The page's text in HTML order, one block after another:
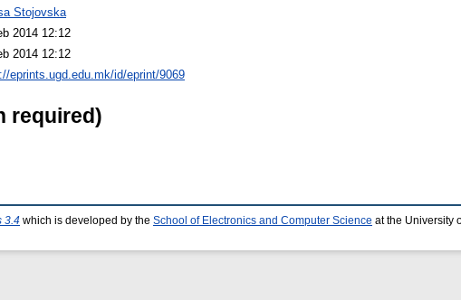
Stojovska
2014 12:12
2014 12:12
eprints.ugd.edu.mk/id/eprint/9069
required)
3.4 which is developed by the School of Electronics and Computer Science at the University